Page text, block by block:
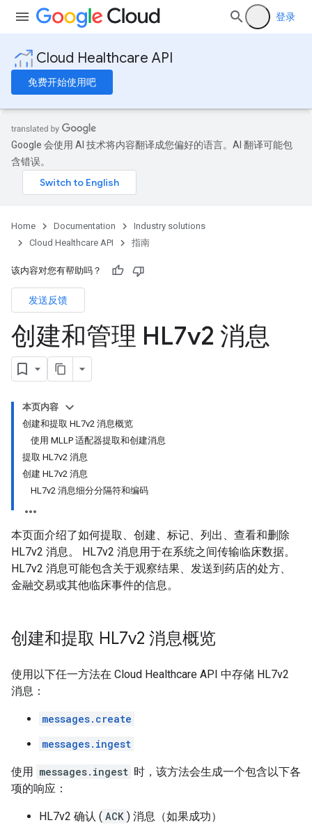
登录
Cloud Healthcare API
免费开始使用吧
Google 会使用 AI 技术将内容翻译成您偏好的语言。AI 翻译可能包
含错误。
Home Documentation
Industry solutions
Cloud Healthcare API
指南
该内容对您有帮助吗？
发送反馈
创建和管理 HL7v2 消息
本页内容
创建和提取 HL7v2 消息概览
使用 MLLP 适配器提取和创建消息
提取 HL7v2 消息
创建 HL7v2 消息
HL7v2 消息细分分隔符和编码
本页面介绍了如何提取、创建、标记、列出、查看和删除
HL7v2 消息。 HL7v2 消息用于在系统之间传输临床数据。
HL7v2 消息可能包含关于观察结果、发送到药店的处方、
金融交易或其他临床事件的信息。
创建和提取 HL7v2 消息概览
使用以下任一方法在 Cloud Healthcare API 中存储 HL7v2
消息：
messages.create
messages.ingest
使用 messages.ingest 时，该方法会生成一个包含以下各
项的响应：
HL7v2 确认 ( ACK ) 消息（如果成功）